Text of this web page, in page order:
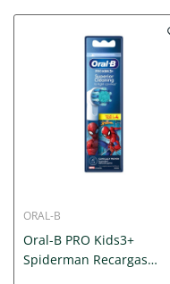
ORAL-B
Oral-B PRO Kids3+
Spiderman Recargas